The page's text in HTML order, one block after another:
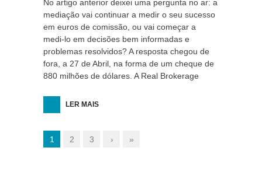
No artigo anterior deixei uma pergunta no ar: a
mediação vai continuar a medir o seu sucesso
em euros de comissão, ou vai começar a
medi-lo em decisões bem informadas e
problemas resolvidos? A resposta chegou de
fora, a 27 de Abril, na forma de um cheque de
880 milhões de dólares. A Real Brokerage
LER MAIS
1 2 3 › »